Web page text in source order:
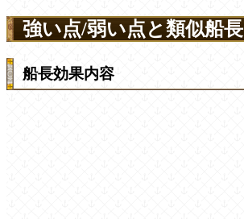
強い点/弱い点と類似船長
船長効果内容